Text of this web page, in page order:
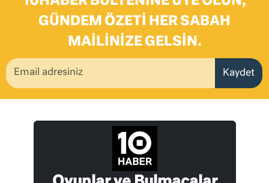
GÜNDEM ÖZETI HER SABAH
MAILINIZE GELSIN.
Kaydet